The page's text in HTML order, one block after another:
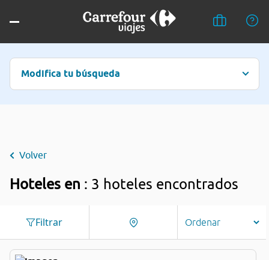
Modifica tu búsqueda
Volver
Hoteles en : 3 hoteles encontrados
Filtrar